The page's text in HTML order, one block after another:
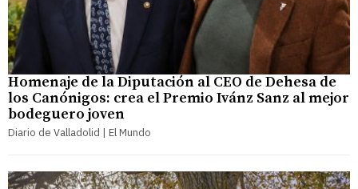
Homenaje de la Diputación al CEO de Dehesa de
los Canónigos: crea el Premio Ivánz Sanz al mejor
bodeguero joven
Diario de Valladolid | El Mundo